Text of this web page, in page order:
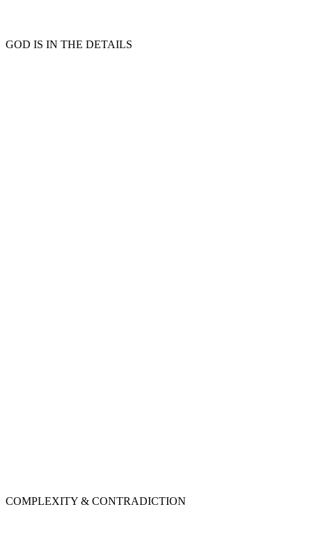
GOD IS IN THE DETAILS
COMPLEXITY & CONTRADICTION